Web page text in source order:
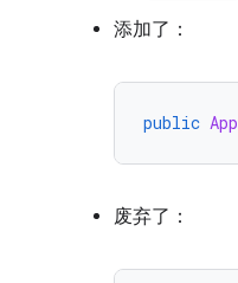
添加了：
public
废弃了：